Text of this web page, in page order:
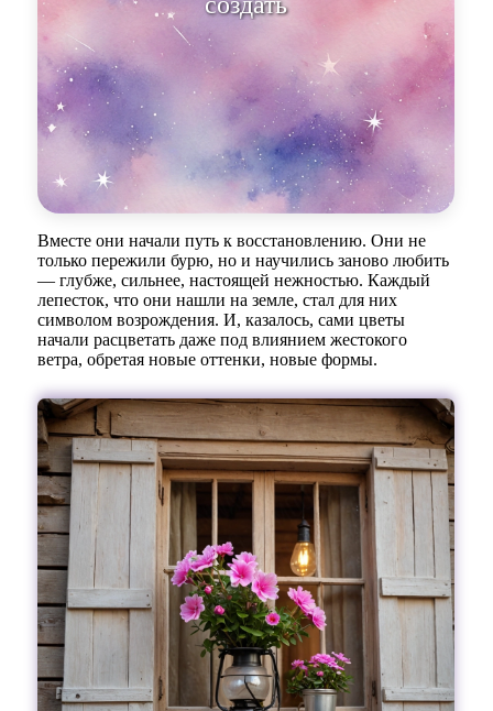
великое
Вместе они начали путь к восстановлению. Они не
только пережили бурю, но и научились заново любить
— глубже, сильнее, настоящей нежностью. Каждый
лепесток, что они нашли на земле, стал для них
символом возрождения. И, казалось, сами цветы
начали расцветать даже под влиянием жестокого
ветра, обретая новые оттенки, новые формы.